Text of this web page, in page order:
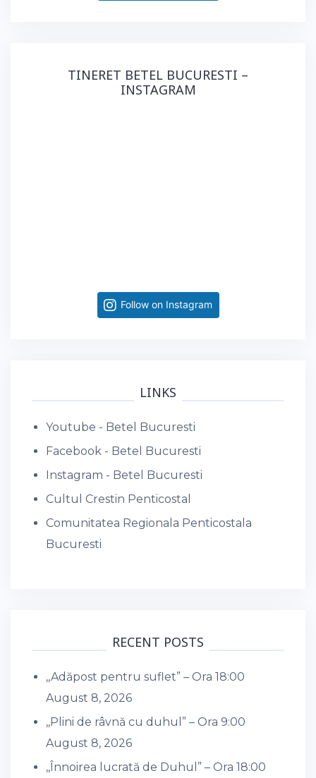
TINERET BETEL BUCURESTI –
INSTAGRAM
Follow on Instagram
LINKS
Youtube - Betel Bucuresti
Facebook - Betel Bucuresti
Instagram - Betel Bucuresti
Cultul Crestin Penticostal
Comunitatea Regionala Penticostala
Bucuresti
RECENT POSTS
,,Adăpost pentru suflet” – Ora 18:00
August 8, 2026
,,Plini de râvnă cu duhul” – Ora 9:00
August 8, 2026
,,Înnoirea lucrată de Duhul” – Ora 18:00